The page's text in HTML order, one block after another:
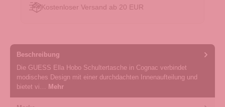
Kostenloser Versand ab 20 EUR
Beschreibung
Die GUESS Ella Hobo Schultertasche in Cognac verbindet
modisches Design mit einer durchdachten Innenaufteilung und
bietet vi…
Mehr